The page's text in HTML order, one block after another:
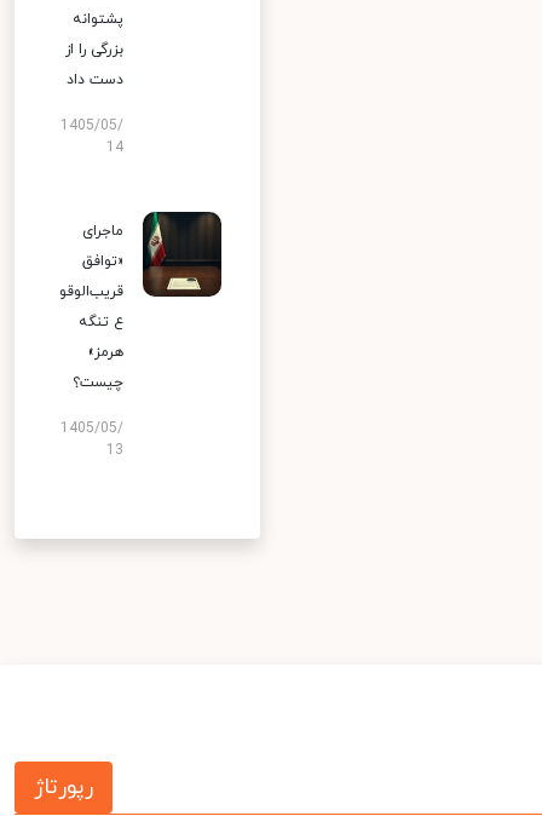
پشتوانه
بزرگی را از
دست داد
1405/05/
14
ماجرای
«توافق
قریب‌الوقو
ع تنگه
هرمز»
چیست؟
1405/05/
13
رپورتاژ